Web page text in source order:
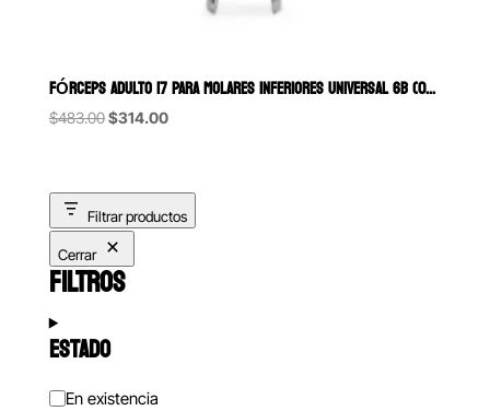
FÓRCEPS ADULTO 17 PARA MOLARES INFERIORES UNIVERSAL 6B (079)
$483.00Original
$483.00.
$314.00Current
$314.00.
Filtrar productos
Cerrar
FILTROS
ESTADO
Estado
En existencia